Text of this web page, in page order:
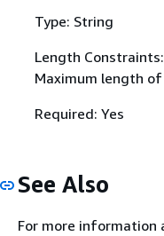
Type: String
Length
Maximum length of
Required: Yes
See Also
For more information